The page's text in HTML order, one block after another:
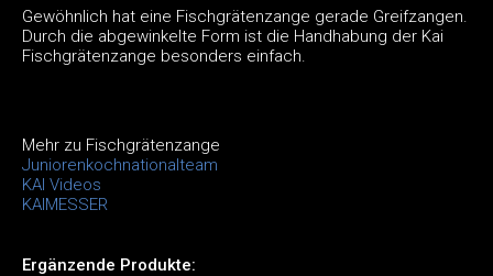
Gewöhnlich hat eine Fischgrätenzange gerade Greifzangen.
Durch die abgewinkelte Form ist die Handhabung der Kai
Fischgrätenzange besonders einfach.
Mehr zu Fischgrätenzange
Juniorenkochnationalteam
KAI Videos
KAIMESSER
Ergänzende Produkte: